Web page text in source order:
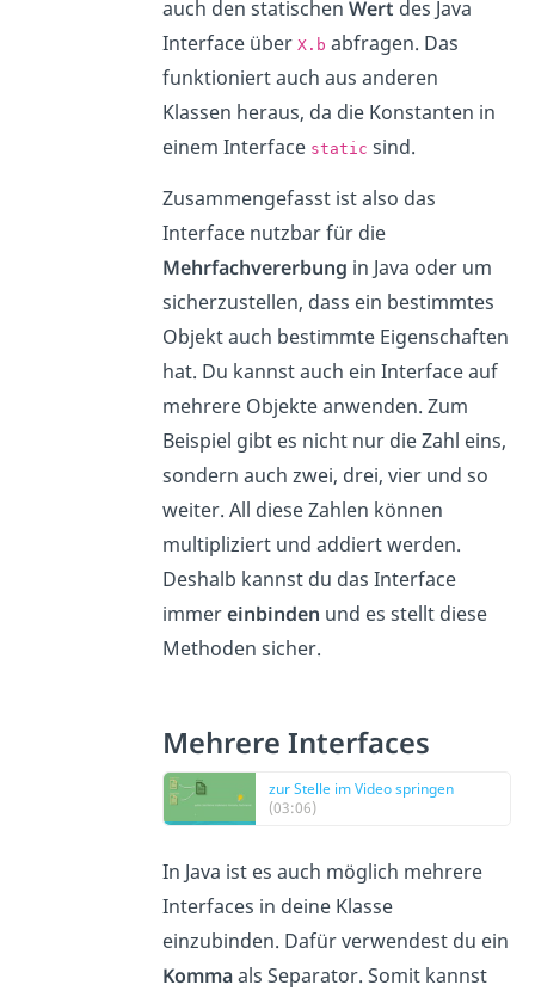
auch den statischen Wert des Java
Interface über X.b abfragen. Das
funktioniert auch aus anderen
Klassen heraus, da die Konstanten in
einem Interface static sind.
Zusammengefasst ist also das
Interface nutzbar für die
Mehrfachvererbung in Java oder um
sicherzustellen, dass ein bestimmtes
Objekt auch bestimmte Eigenschaften
hat. Du kannst auch ein Interface auf
mehrere Objekte anwenden. Zum
Beispiel gibt es nicht nur die Zahl eins,
sondern auch zwei, drei, vier und so
weiter. All diese Zahlen können
multipliziert und addiert werden.
Deshalb kannst du das Interface
immereinbinden und es stellt diese
Methoden sicher.
Mehrere Interfaces
zur Stelle im Video springen
(03:06)
In Java ist es auch möglich mehrere
Interfaces in deine Klasse
einzubinden. Dafür verwendest du ein
Kommaals Separator. Somit kannst